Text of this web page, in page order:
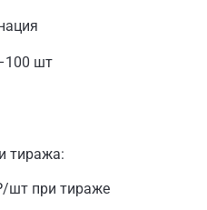
шт
тиража:
шт при тираже